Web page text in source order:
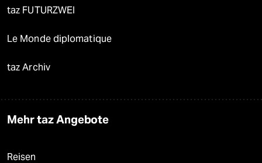
taz FUTURZWEI
Le Monde diplomatique
taz Archiv
Mehr taz Angebote
Reisen